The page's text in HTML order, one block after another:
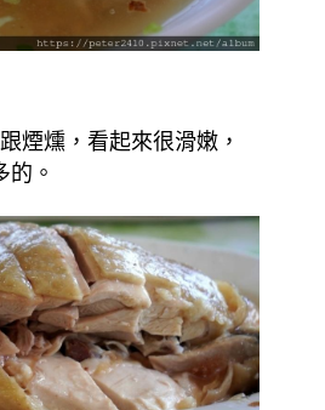
煙燻，看起來很滑嫩，
的。